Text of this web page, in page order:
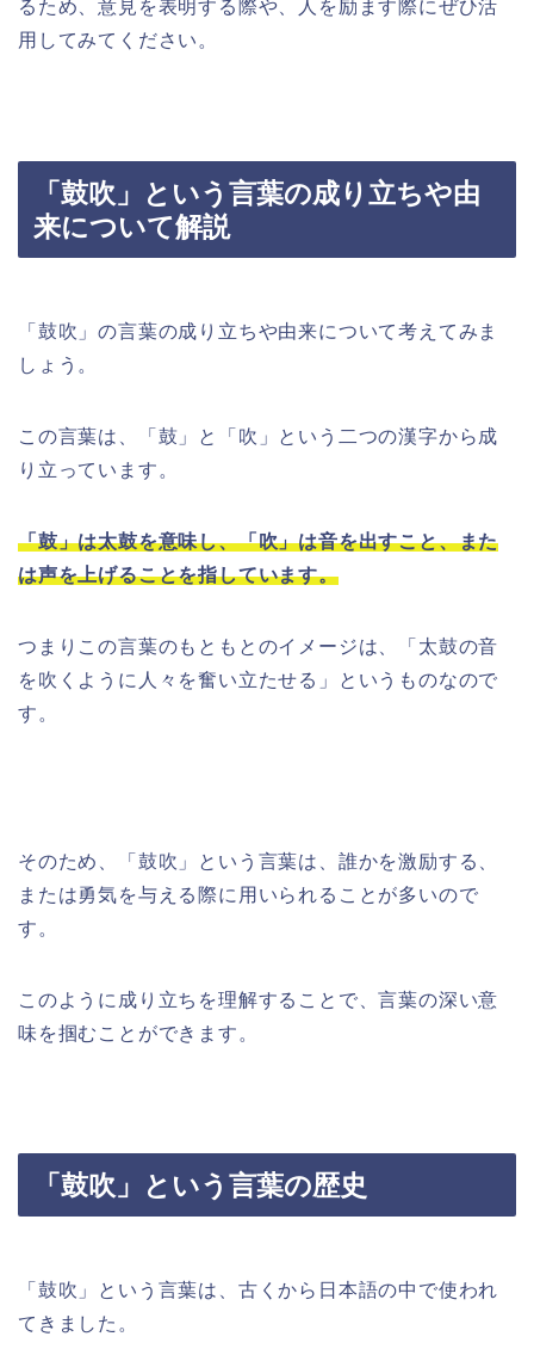
るため、意見を表明する際や、人を励ます際にぜひ活
用してみてください。
「鼓吹」という言葉の成り立ちや由
来について解説
「鼓吹」の言葉の成り立ちや由来について考えてみま
しょう。
この言葉は、「鼓」と「吹」という二つの漢字から成
り立っています。
「鼓」は太鼓を意味し、「吹」は音を出すこと、また
は声を上げることを指しています。
つまりこの言葉のもともとのイメージは、「太鼓の音
を吹くように人々を奮い立たせる」というものなので
す。
そのため、「鼓吹」という言葉は、誰かを激励する、
または勇気を与える際に用いられることが多いので
す。
このように成り立ちを理解することで、言葉の深い意
味を掴むことができます。
「鼓吹」という言葉の歴史
「鼓吹」という言葉は、古くから日本語の中で使われ
てきました。